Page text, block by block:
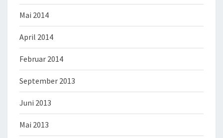
Mai 2014
April 2014
Februar 2014
September 2013
Juni 2013
Mai 2013